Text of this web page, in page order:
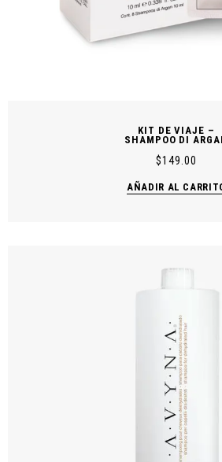
KIT DE VIAJE –
SHAMPOO DI
$149.00
AÑADIR AL